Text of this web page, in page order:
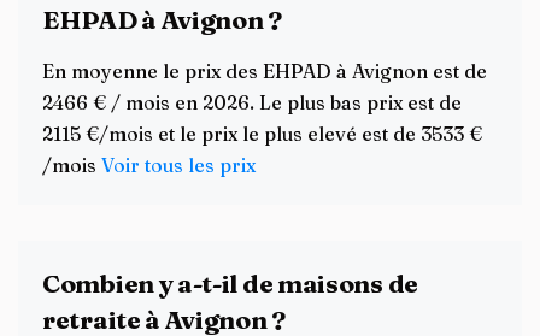
EHPAD à Avignon ?
En moyenne le prix des EHPAD à Avignon est de
2466 € / mois en 2026. Le plus bas prix est de
2115 €/mois et le prix le plus elevé est de 3533 €
/mois Voir tous les prix
Combien y a-t-il de maisons de
retraite à Avignon ?